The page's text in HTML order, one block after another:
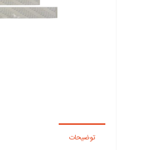
توضیحات